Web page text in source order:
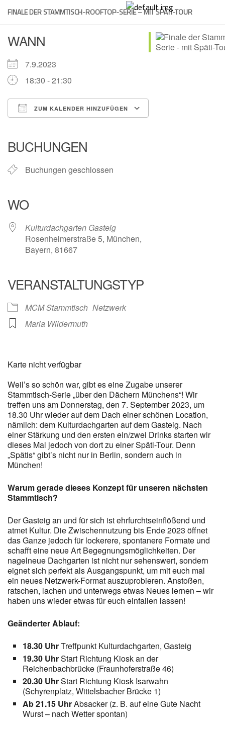
Skip
FINALE DER STAMMTISCH-ROOFTOP-SERIE – MIT SPÄTI-TOUR
WANN
7.9.2023
18:30 - 21:30
ZUM KALENDER HINZUFÜGEN
BUCHUNGEN
Buchungen geschlossen
WO
Kulturdachgarten Gasteig
Rosenheimerstraße 5, München,
Bayern, 81667
VERANSTALTUNGSTYP
MCM Stammtisch Netzwerk
Maria Wildermuth
Karte nicht verfügbar
Weil’s so schön war, gibt es eine Zugabe unserer
Stammtisch-Serie „über den Dächern Münchens“! Wir
treffen uns am Donnerstag, den 7. September 2023, um
18.30 Uhr wieder auf dem Dach einer schönen Location,
nämlich: dem Kulturdachgarten auf dem Gasteig. Nach
einer Stärkung und den ersten ein/zwei Drinks starten wir
dieses Mal jedoch von dort zu einer Späti-Tour. Denn
„Spätis“ gibt’s nicht nur in Berlin, sondern auch in
München!
Warum gerade dieses Konzept für unseren nächsten
Stammtisch?
Der Gasteig an und für sich ist ehrfurchtseinflößend und
atmet Kultur. Die Zwischennutzung bis Ende 2023 öffnet
das Ganze jedoch für lockerere, spontanere Formate und
schafft eine neue Art Begegnungsmöglichkeiten. Der
nagelneue Dachgarten ist nicht nur sehenswert, sondern
eignet sich perfekt als Ausgangspunkt, um mit euch mal
ein neues Netzwerk-Format auszuprobieren. Anstoßen,
ratschen, lachen und unterwegs etwas Neues lernen – wir
haben uns wieder etwas für euch einfallen lassen!
Geänderter Ablauf:
18.30 UhrTreffpunkt Kulturdachgarten, Gasteig
19.30 UhrStart Richtung Kiosk an der
Reichenbachbrücke (Fraunhoferstraße 46)
20.30 UhrStart Richtung Kiosk Isarwahn
(Schyrenplatz, Wittelsbacher Brücke 1)
Ab 21.15 UhrAbsacker (z. B. auf eine Gute Nacht
Wurst – nach Wetter spontan)